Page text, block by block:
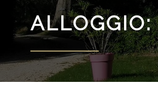
ALLOGGIO: